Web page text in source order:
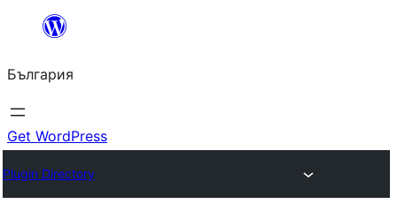
България
Get WordPress
Plugin Directory